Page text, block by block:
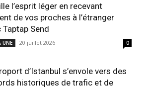
l’esprit léger en recevant
de vos proches à l’étranger
Taptap Send
UNE 20 juillet 2026 0
d’Istanbul s’envole vers des
historiques de trafic et de